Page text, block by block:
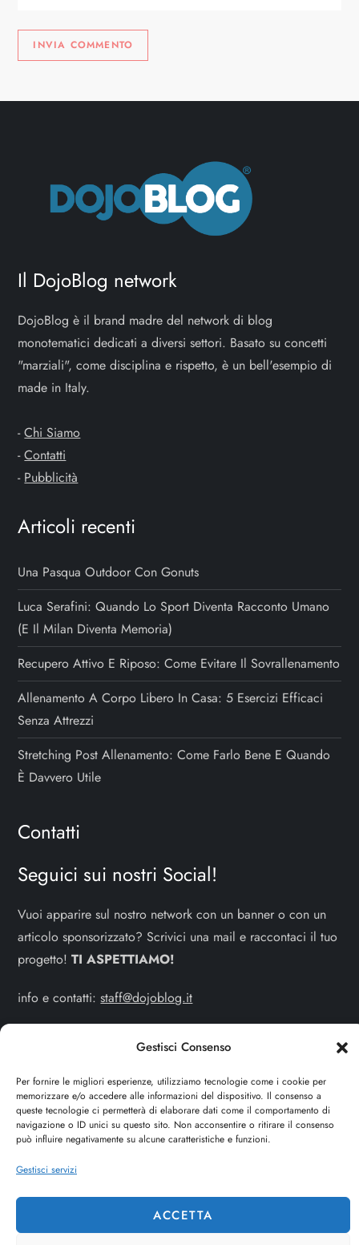
Gestisci Consenso
Per fornire le migliori esperienze, utilizziamo tecnologie come i cookie per
memorizzare e/o accedere alle informazioni del dispositivo. Il consenso a
queste tecnologie ci permetterà di elaborare dati come il comportamento di
navigazione o ID unici su questo sito. Non acconsentire o ritirare il consenso
può influire negativamente su alcune caratteristiche e funzioni.
Gestisci servizi
ACCETTA
Il DojoBlog network
DojoBlog è il brand madre del network di blog
monotematici dedicati a diversi settori. Basato su concetti
"marziali", come disciplina e rispetto, è un bell'esempio di
made in Italy.
-Chi Siamo
-Contatti
- Pubblicità
Articoli recenti
Una Pasqua Outdoor Con Gonuts
Luca Serafini: Quando Lo Sport Diventa Racconto Umano
(e Il Milan Diventa Memoria)
Recupero Attivo E Riposo: Come Evitare Il Sovrallenamento
Allenamento A Corpo Libero In Casa: 5 Esercizi Efficaci
Senza Attrezzi
Stretching Post Allenamento: Come Farlo Bene E Quando
È Davvero Utile
Contatti
Seguici sui nostri Social!
Vuoi apparire sul nostro network con un banner o con un
articolo sponsorizzato? Scrivici una mail e raccontaci il tuo
progetto!TI ASPETTIAMO!
info e contatti:staff@dojoblog.it
legale in Via delle Sirene 34 - Roma - P.iva:
IT13402731007
Cerca